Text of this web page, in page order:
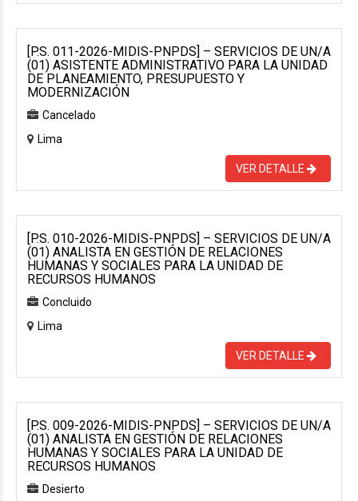
[P.S. 011-2026-MIDIS-PNPDS] – SERVICIOS DE UN/A
(01) ASISTENTE ADMINISTRATIVO PARA LA UNIDAD
DE PLANEAMIENTO, PRESUPUESTO Y
MODERNIZACIÓN
Cancelado
Lima
VER DETALLE
[P.S. 010-2026-MIDIS-PNPDS] – SERVICIOS DE UN/A
(01) ANALISTA EN GESTIÓN DE RELACIONES
HUMANAS Y SOCIALES PARA LA UNIDAD DE
RECURSOS HUMANOS
Concluido
Lima
VER DETALLE
[P.S. 009-2026-MIDIS-PNPDS] – SERVICIOS DE UN/A
(01) ANALISTA EN GESTIÓN DE RELACIONES
HUMANAS Y SOCIALES PARA LA UNIDAD DE
RECURSOS HUMANOS
Desierto